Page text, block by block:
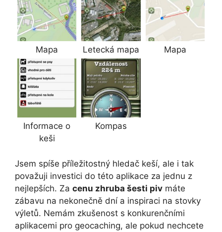
Mapa Letecká mapa Mapa
Informace o
keši
Kompas
Jsem spíše příležitostný hledač keší, ale i tak
považuji investici do této aplikace za jednu z
nejlepších. Za cenu zhruba šesti piv máte
zábavu na nekonečně dní a inspiraci na stovky
výletů. Nemám zkušenost s konkurenčními
aplikacemi pro geocaching, ale pokud nechcete